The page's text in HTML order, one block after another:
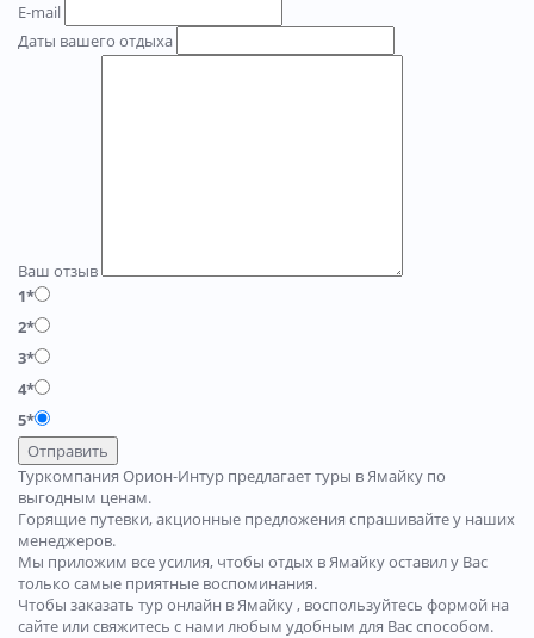
E-mail
Даты вашего отдыха
Ваш отзыв
1*
2*
3*
4*
5*
Отправить
Туркомпания Орион-Интур предлагает туры в Ямайку по
выгодным ценам.
Горящие путевки, акционные предложения спрашивайте у наших
менеджеров.
Мы приложим все усилия, чтобы отдых в Ямайку оставил у Вас
только самые приятные воспоминания.
Чтобы заказать тур онлайн в Ямайку , воспользуйтесь формой на
сайте или свяжитесь с нами любым удобным для Вас способом.